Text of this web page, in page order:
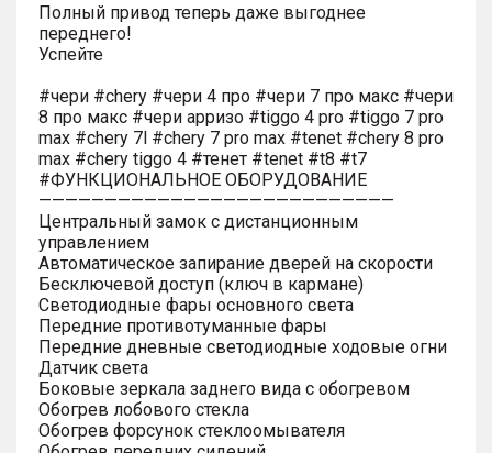
Полный привод теперь даже выгоднее
переднего!
Успейте
#чери #chery #чери 4 про #чери 7 про макс #чери
8 про макс #чери арризо #tiggo 4 pro #tiggo 7 pro
max #chery 7l #chery 7 pro max #tenet #chery 8 pro
max #chery tiggo 4 #тенет #tenet #t8 #t7
#ФУНКЦИОНАЛЬНОЕ ОБОРУДОВАНИЕ
———————————————————————————
Центральный замок с дистанционным
управлением
Автоматическое запирание дверей на скорости
Бесключевой доступ (ключ в кармане)
Светодиодные фары основного света
Передние противотуманные фары
Передние дневные светодиодные ходовые огни
Датчик света
Боковые зеркала заднего вида с обогревом
Обогрев лобового стекла
Обогрев форсунок стеклоомывателя